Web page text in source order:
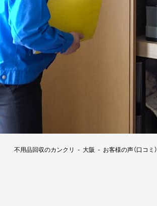
不用品回収のカンクリ 大阪 お客様の声（口コミ）